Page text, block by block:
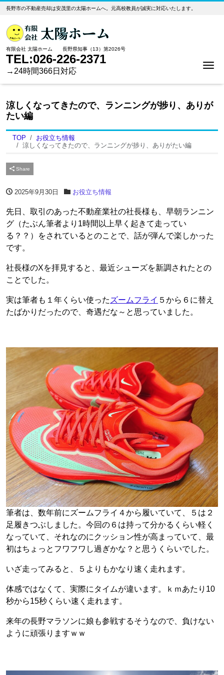
長野市の不動産売却は安茂里の太陽ホームへ。元高校教員が誠実に対応いたします。
有限会社 太陽ホーム 長野県知事（13）第2026号
TEL:026-226-2371
→24時間366日対応
涼しくなってきたので、ランニングが捗り、ありが
たい編
TOP
お役立ち情報
涼しくなってきたので、ランニングが捗り、ありがたい編
Share
2025年9月30日 お役立ち情報
先日、取引のあった不動産業社の社長様も、早朝ランニン
グ（たぶん筆者より1時間以上早く起きて走ってい
る？？）をされているとのことで、話が弾んで楽しかった
です。
社長様のXを拝見すると、最近シューズを新調されたとの
ことでした。
実は筆者も１年くらい使った ズームフライ ５から６に替え
たばかりだったので、奇遇だな～と思っていました。
筆者は、数年前にズームフライ４から履いていて、５は２
足履きつぶしました。今回の６は持って分かるくらい軽く
なっていて、それなのにクッション性が高まっていて、最
初はちょっとフワフワし過ぎかな？と思うくらいでした。
いざ走ってみると、５よりもかなり速く走れます。
体感ではなくて、実際にタイムが違います。ｋｍあたり10
秒から15秒くらい速く走れます。
来年の長野マラソンに娘も参戦するそうなので、負けない
ように頑張りますｗｗ